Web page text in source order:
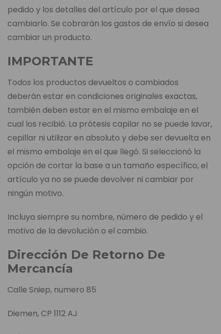
pedido y los detalles del artículo por el que desea
cambiarlo. Se cobrarán los gastos de envío si desea
cambiar un producto.
IMPORTANTE
Todos los productos devueltos o cambiados
deberán estar en condiciones originales exactas,
también deben estar en el mismo embalaje en el
cual los recibió. La prótesis capilar no se puede lavar,
cepillar ni utilizar en absoluto y debe ser devuelta en
el mismo embalaje en el que llegó. Si seleccionó la
opción de cortar la base a un tamaño específico, el
artículo ya no se puede devolver ni cambiar por
ningún motivo.
Incluya siempre su nombre, número de pedido y el
motivo de la devolución o el cambio.
Dirección De Retorno De
Mercancía
Calle Sniep, numero 85
Diemen, CP 1112 AJ